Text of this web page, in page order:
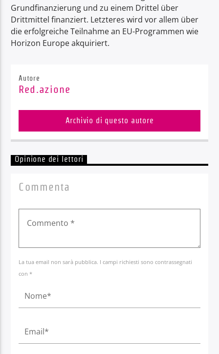
Grundfinanzierung und zu einem Drittel über
Drittmittel finanziert. Letzteres wird vor allem über
die erfolgreiche Teilnahme an EU-Programmen wie
Horizon Europe akquiriert.
Autore
Red.azione
Archivio di questo autore
Opinione dei lettori
Commenta
La tua email non sarà pubblica. I campi richiesti sono contrassegnati
con *